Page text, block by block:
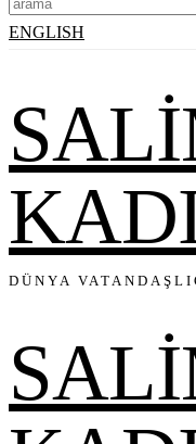
ENGLISH
DÜNYA